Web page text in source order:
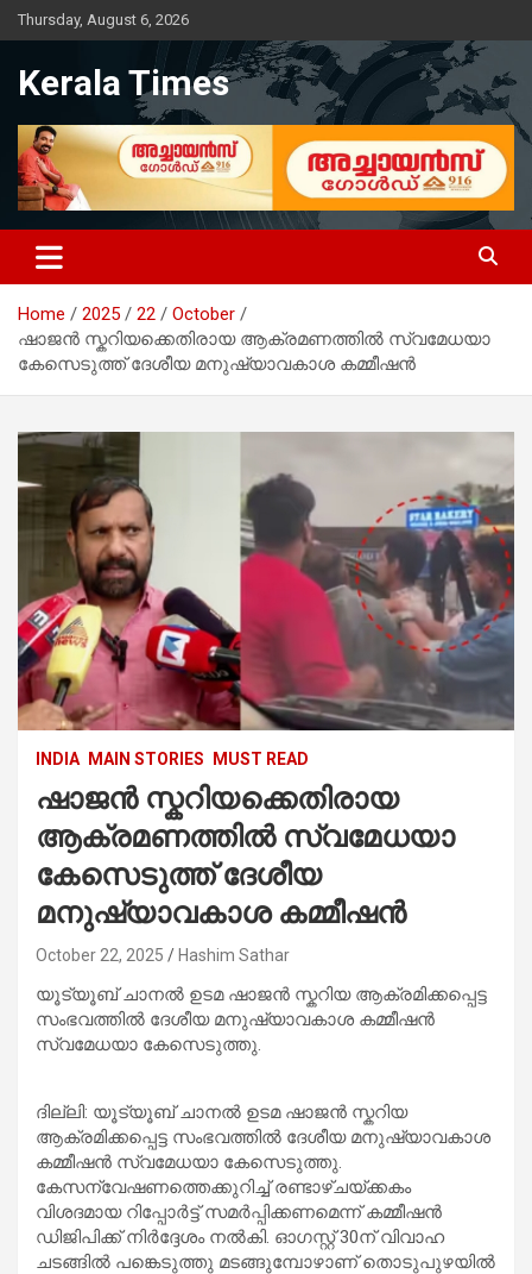
Skip
to
Thursday, August 6, 2026
Kerala Times
Home 2025 22
October
ഷാജൻ സ്കറിയക്കെതിരായ ആക്രമണത്തിൽ സ്വമേധയാ
കേസെടുത്ത് ദേശീയ മനുഷ്യാവകാശ കമ്മീഷൻ
INDIA MAIN STORIES MUST READ
ഷാജൻ സ്കറിയക്കെതിരായ
ആക്രമണത്തിൽ സ്വമേധയാ
കേസെടുത്ത് ദേശീയ
മനുഷ്യാവകാശ കമ്മീഷൻ
October 22, 2025 Hashim Sathar
യൂട്യൂബ് ചാനൽ ഉടമ ഷാജൻ സ്കറിയ ആക്രമിക്കപ്പെട്ട
സംഭവത്തിൽ ദേശീയ മനുഷ്യാവകാശ കമ്മീഷൻ
സ്വമേധയാ കേസെടുത്തു.
ദില്ലി: യൂട്യൂബ് ചാനൽ ഉടമ ഷാജൻ സ്കറിയ
ആക്രമിക്കപ്പെട്ട സംഭവത്തിൽ ദേശീയ മനുഷ്യാവകാശ
കമ്മീഷൻ സ്വമേധയാ കേസെടുത്തു.
കേസന്വേഷണത്തെക്കുറിച്ച് രണ്ടാഴ്ചയ്ക്കകം
വിശദമായ റിപ്പോർട്ട് സമർപ്പിക്കണമെന്ന് കമ്മീഷൻ
ഡിജിപിക്ക് നിർദ്ദേശം നൽകി. ഓഗസ്റ്റ് 30ന് വിവാഹ
ചടങ്ങിൽ പങ്കെടുത്തു മടങ്ങുമ്പോഴാണ് തൊടുപുഴയിൽ